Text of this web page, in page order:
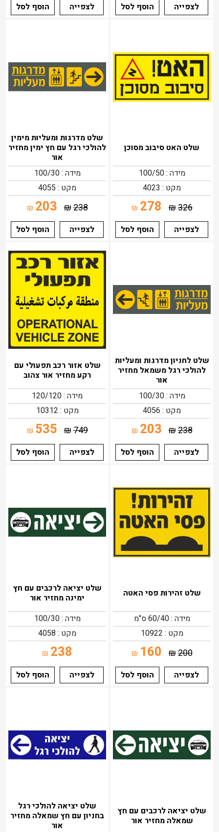
לצפייה הוסף לסל לצפייה הוסף לסל
שלט האט סיבוב מסוכן
מידה : 100/50
מקט : 4023
326
₪
278
₪
לצפייה
הוסף לסל
שלט מדרגות ומעליות מימין
להולכי רגל עם חץ ימין מחזיר
אור
מידה : 100/30
מקט : 4055
238
₪
203
₪
לצפייה
הוסף לסל
שלט לחניון מדרגות ומעליות
להולכי רגל משמאל מחזיר
אור
מידה : 100/30
מקט : 4056
238
₪
203
₪
לצפייה
הוסף לסל
שלט אזור רכב תפעולי עם
רקע מחזיר אור צהוב
מידה : 120/120
מקט : 10312
749
₪
535
₪
לצפייה
הוסף לסל
שלט זהירות פסי האטה
מידה : 60/40 ס"מ
מקט : 10922
200
₪
160
₪
לצפייה
הוסף לסל
שלט יציאה לרכבים עם חץ
ימינה מחזיר אור
מידה : 100/30
מקט : 4058
238
₪
לצפייה
הוסף לסל
שלט יציאה לרכבים עם חץ
שמאלה מחזיר אור
שלט יציאה להולכי רגל
בחניון עם חץ שמאלה מחזיר
אור